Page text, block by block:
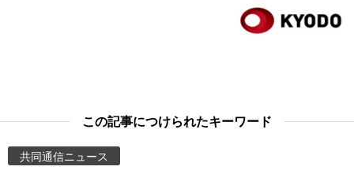
この記事につけられたキーワード
共同通信ニュース